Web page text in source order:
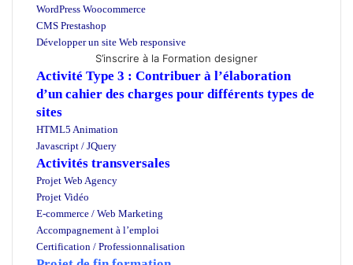
WordPress Woocommerce
CMS Prestashop
Développer un site Web responsive
S’inscrire à la Formation designer
Activité Type 3 : Contribuer à l’élaboration
d’un cahier des charges pour différents types de
sites
HTML5 Animation
Javascript / JQuery
Activités transversales
Projet Web Agency
Projet Vidéo
E-commerce / Web Marketing
Accompagnement à l’emploi
Certification / Professionnalisation